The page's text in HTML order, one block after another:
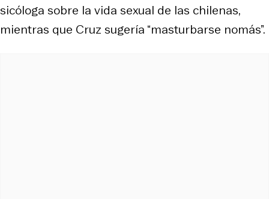
sicóloga sobre la vida sexual de las chilenas,
mientras que Cruz sugería “masturbarse nomás”.